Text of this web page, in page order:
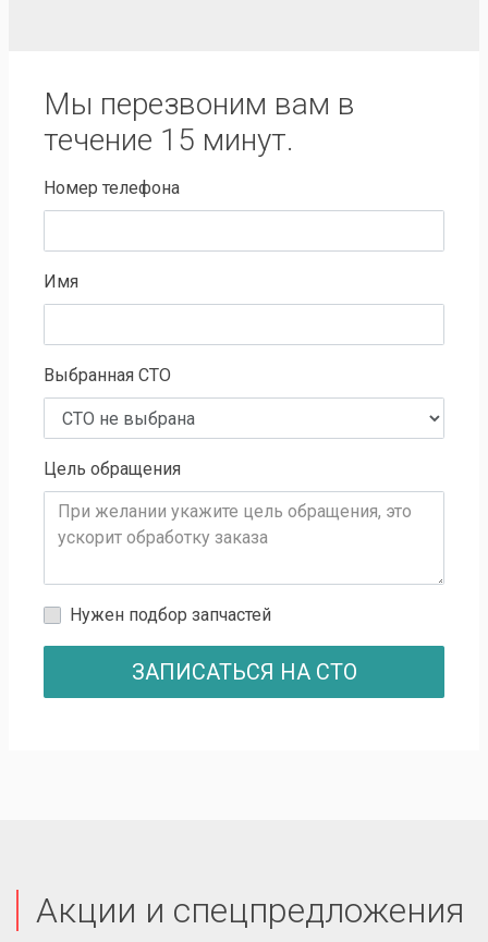
Мы перезвоним вам в
течение 15 минут.
Номер телефона
Имя
Выбранная СТО
Цель обращения
Нужен подбор запчастей
ЗАПИСАТЬСЯ НА СТО
Акции и спецпредложения